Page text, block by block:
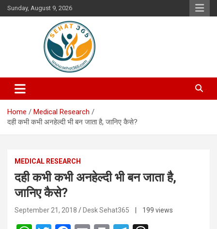
Skip
to
Sunday, August 9, 2026
Sehat365
Your's Complete Health Guide
Home
Medical Research
दही कभी कभी अनहेल्दी भी बन जाता है, जानिए कैसे?
MEDICAL RESEARCH
दही कभी कभी अनहेल्दी भी बन जाता है,
जानिए कैसे?
September 21, 2018 Desk Sehat365 | 199 views